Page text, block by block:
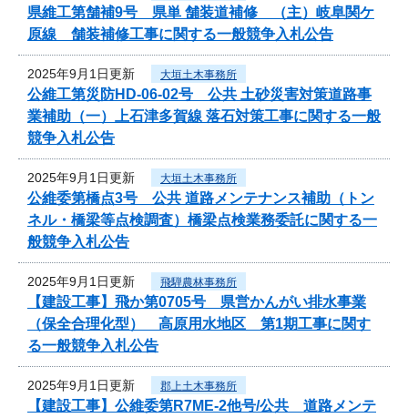
県維工第舗補9号 県単 舗装道補修 （主）岐阜関ケ
原線 舗装補修工事に関する一般競争入札公告
2025年9月1日更新 大垣土木事務所
公維工第災防HD-06-02号 公共 土砂災害対策道路事
業補助（一）上石津多賀線 落石対策工事に関する一般
競争入札公告
2025年9月1日更新 大垣土木事務所
公維委第橋点3号 公共 道路メンテナンス補助（トン
ネル・橋梁等点検調査）橋梁点検業務委託に関する一
般競争入札公告
2025年9月1日更新 飛騨農林事務所
【建設工事】飛か第0705号 県営かんがい排水事業
（保全合理化型） 高原用水地区 第1期工事に関す
る一般競争入札公告
2025年9月1日更新 郡上土木事務所
【建設工事】公維委第R7ME-2他号/公共 道路メンテ